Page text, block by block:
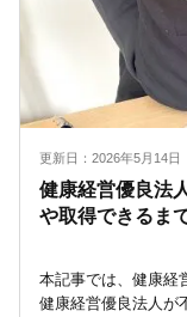
更新日：2026年5月14日
健康経営優良法
や取得できるま
本記事では、健康経
健康経営優良法人が